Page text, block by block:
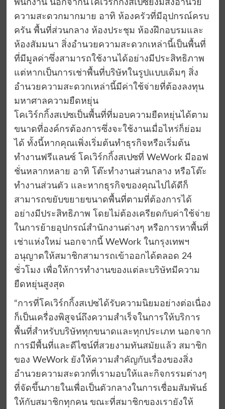
พนักงาน นอกจากนี้โคเวิร์กกิ้งสเปซยังมีสิ่งอำนวย
ความสะดวกมากมาย อาทิ ห้องครัวที่มีอุปกรณ์ครบ
ครัน พื้นที่ส่วนกลาง ห้องประชุม ห้องฝึกอบรมและ
ห้องสัมมนา สิ่งอำนวยความสะดวกเหล่านี้เป็นพื้นที่
ที่มีมูลค่าซึ่งสามารถใช้งานได้อย่างมีประสิทธิภาพ
แต่หากเป็นการเช่าพื้นที่บริษัทในรูปแบบเดิมๆ สิ่ง
อำนวยความสะดวกเหล่านี้มีค่าใช้จ่ายที่ต้องลงทุน
มหาศาลความยืดหยุ่น
โคเวิร์กกิ้งสเปซเป็นพื้นที่ที่มอบความยืดหยุ่นได้ตาม
ขนาดที่องค์กรต้องการซึ่งจะใช้งานเมื่อไหร่ก็ย่อม
ได้ ทั้งนี้หากคุณเพิ่งเริ่มต้นทำธุรกิจหรือเริ่มต้น
ทำงานฟรีแลนซ์ โคเวิร์กกิ้งสเปซที่ WeWork มีออฟ
ชั่นหลากหลาย อาทิ โต๊ะทำงานส่วนกลาง หรือโต๊ะ
ทำงานส่วนตัว และหากธุรกิจของคุณไปได้ดีก็
สามารถขยับขยายขนาดพื้นที่ตามที่ต้องการได้
อย่างมีประสิทธิภาพ โดยไม่ต้องเครียดกับค่าใช้จ่าย
ในการย้ายอุปกรณ์สำนักงานต่างๆ หรือการหาพื้นที่
เช่าแห่งใหม่ นอกจากนี้ WeWork ในกรุงเทพฯ
อนุญาตให้สมาชิกสามารถเข้าออกได้ตลอด 24
ชั่วโมง เพื่อให้การทำงานของแต่ละบริษัทมีความ
ยืดหยุ่นสูงสุด
“การที่โคเวิร์กกิ้งสเปซได้รับความนิยมอย่างต่อเนื่อง
ก็เป็นเครื่องพิสูจน์ถึงความสำเร็จในการให้บริการ
พื้นที่สำหรับบริษัททุกขนาดและทุกประเภท นอกจาก
การมีพื้นที่และดีไซน์ที่สวยงามทันสมัยแล้ว สมาชิก
ของ WeWork ยังให้ความสำคัญกับเรื่องของสิ่ง
อำนวยความสะดวกที่เรามอบให้และกิจกรรมต่างๆ
ที่จัดขึ้นภายในเพื่อเป็นตัวกลางในการเชื่อมสัมพันธ์
ให้กับสมาชิกทุกคน ขณะที่สมาชิกของเรายังให้